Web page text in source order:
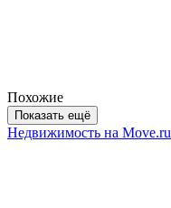
Похожие
Показать ещё
Недвижимость на Move.ru